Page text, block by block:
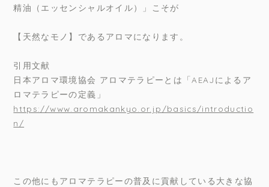
精油（エッセンシャルオイル）」こそが
【天然なモノ】であるアロマになります。
引用文献
日本アロマ環境協会 アロマテラピーとは「AEAJによるア
ロマテラピーの定義」
https://www.aromakankyo.or.jp/basics/introductio
n/
この他にもアロマテラピーの普及に貢献している大きな協